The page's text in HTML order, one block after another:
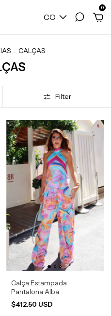
CO
0
. CALÇAS
Filter
Calça Estampada
Pantalona Alba
$412.50 USD